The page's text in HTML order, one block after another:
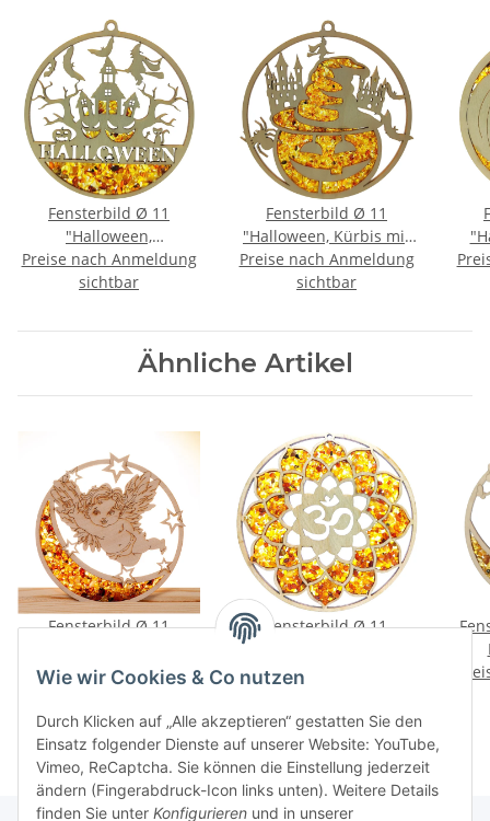
Wie wir Cookies & Co nutzen
Durch Klicken auf „Alle akzeptieren“ gestatten Sie den
Einsatz folgender Dienste auf unserer Website: YouTube,
Vimeo, ReCaptcha. Sie können die Einstellung jederzeit
ändern (Fingerabdruck-Icon links unten). Weitere Details
finden Sie unter Konfigurieren und in unserer
Fensterbild Ø 11
"Halloween,
Geisterschloß",
Bernstein/Birke
Preise nach Anmeldung
sichtbar
Fensterbild Ø 11
"Halloween, Kürbis mit
Hut", Bernstein/Birke
Preise nach Anmeldung
sichtbar
Ähnliche Artikel
Fensterbild Ø 11
Bernstein/Birke
Preise nach Anmeldung
Fensterbild Ø 11
Bernstein/Birke
Preise nach Anmeldung